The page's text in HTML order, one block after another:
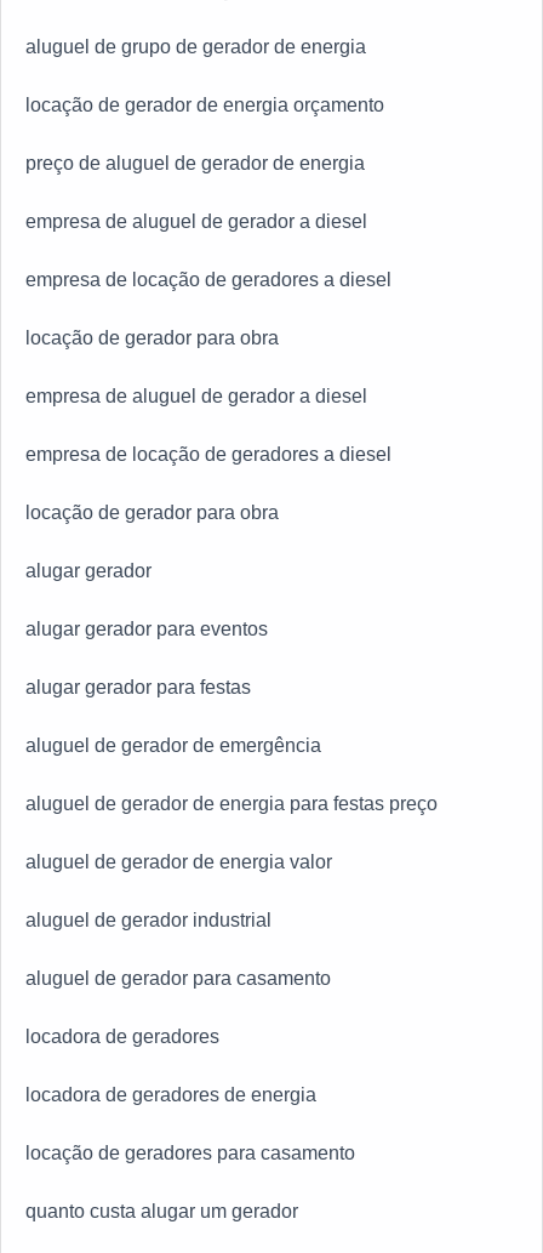
aluguel de grupo de gerador de energia
locação de gerador de energia orçamento
preço de aluguel de gerador de energia
empresa de aluguel de gerador a diesel
empresa de locação de geradores a diesel
locação de gerador para obra
empresa de aluguel de gerador a diesel
empresa de locação de geradores a diesel
locação de gerador para obra
alugar gerador
alugar gerador para eventos
alugar gerador para festas
aluguel de gerador de emergência
aluguel de gerador de energia para festas preço
aluguel de gerador de energia valor
aluguel de gerador industrial
aluguel de gerador para casamento
locadora de geradores
locadora de geradores de energia
locação de geradores para casamento
quanto custa alugar um gerador